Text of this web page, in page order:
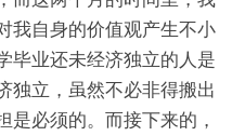
我自身的价值观产生不小
毕业还未经济独立的人是
独立，虽然不必非得搬出
是必须的。而接下来的，